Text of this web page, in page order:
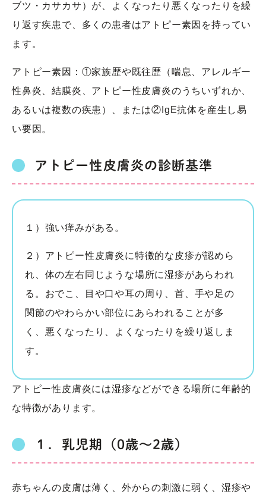
ブツ・カサカサ）が、よくなったり悪くなったりを繰
り返す疾患で、多くの患者はアトピー素因を持ってい
ます。
アトピー素因：①家族歴や既往歴（喘息、アレルギー
性鼻炎、結膜炎、アトピー性皮膚炎のうちいずれか、
あるいは複数の疾患）、または②IgE抗体を産生し易
い要因。
アトピー性皮膚炎の診断基準
１）強い痒みがある。
２）アトピー性皮膚炎に特徴的な皮疹が認めら
れ、体の左右同じような場所に湿疹があらわれ
る。おでこ、目や口や耳の周り、首、手や足の
関節のやわらかい部位にあらわれることが多
く、悪くなったり、よくなったりを繰り返しま
す。
アトピー性皮膚炎には湿疹などができる場所に年齢的
な特徴があります。
１．乳児期（0歳～2歳）
赤ちゃんの皮膚は薄く、外からの刺激に弱く、湿疹や